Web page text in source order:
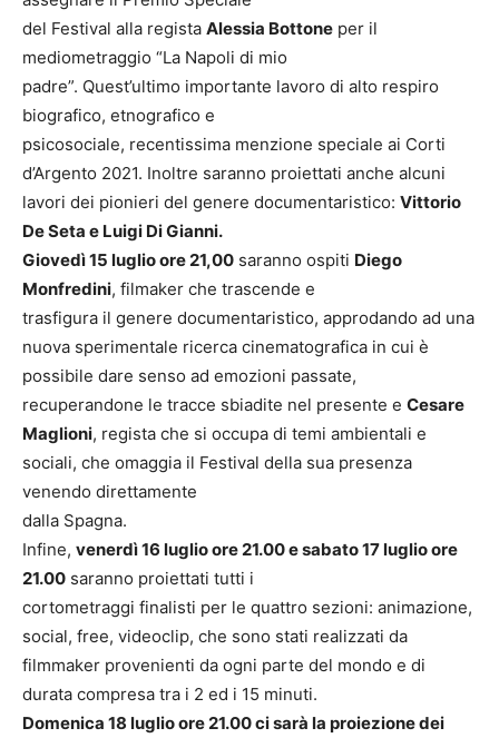
del Festival alla regista Alessia Bottone per il
mediometraggio “La Napoli di mio
padre”. Quest’ultimo importante lavoro di alto respiro
biografico, etnografico e
psicosociale, recentissima menzione speciale ai Corti
d’Argento 2021. Inoltre saranno proiettati anche alcuni
lavori dei pionieri del genere documentaristico: Vittorio
DeSeta e Luigi Di Gianni.
Giovedì 15 luglio ore 21,00 saranno ospiti Diego
Monfredini, filmaker che trascende e
trasfigura il genere documentaristico, approdando ad una
nuova sperimentale ricerca cinematografica in cui è
possibile dare senso ad emozioni passate,
recuperandone le tracce sbiadite nel presente e Cesare
Maglioni, regista che si occupa di temi ambientali e
sociali, che omaggia il Festival della sua presenza
venendo direttamente
dalla Spagna.
Infine, venerdì 16 luglio ore 21.00 e sabato 17 luglio ore
21.00 saranno proiettati tutti i
cortometraggi finalisti per le quattro sezioni: animazione,
social, free, videoclip, che sono stati realizzati da
filmmaker provenienti da ogni parte del mondo e di
durata compresa tra i 2 ed i 15 minuti.
Domenica 18 luglio ore 21.00 ci sarà la proiezione dei